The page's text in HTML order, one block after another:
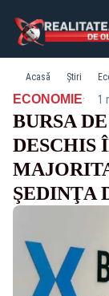
Acasă Știri
ECONOMIE· 1
BURSA
DESCHIS
ŞEDINŢA